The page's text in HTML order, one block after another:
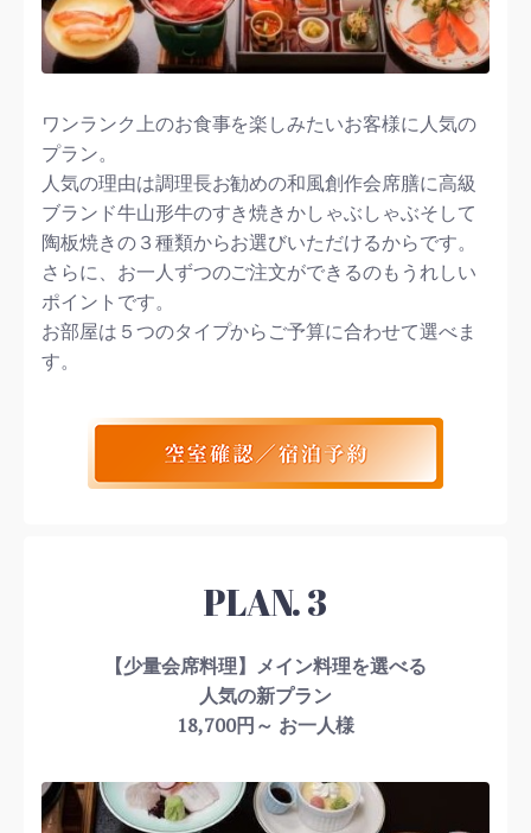
ワンランク上のお食事を楽しみたいお客様に人気の
プラン。
人気の理由は調理長お勧めの和風創作会席膳に高級
ブランド牛山形牛のすき焼きかしゃぶしゃぶそして
陶板焼きの３種類からお選びいただけるからです。
さらに、お一人ずつのご注文ができるのもうれしい
ポイントです。
お部屋は５つのタイプからご予算に合わせて選べま
す。
PLAN. 3
【少量会席料理】メイン料理を選べる
人気の新プラン
18,700円～ お一人様